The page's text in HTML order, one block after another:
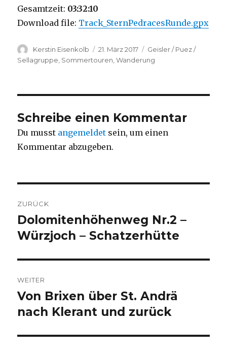
Gesamtzeit: 03:32:10
Download file: Track_SternPedracesRunde.gpx
Autor
Kerstin Eisenkolb
Veröffentlicht
am
21. März 2017 Kategorien
Geisler / Puez /
Sellagruppe Sommertouren ,Wanderung
Schreibe einen Kommentar
Du musst angemeldet sein, um einen
Kommentar abzugeben.
ZURÜCK
Vorheriger
Beitrag:
Dolomitenhöhenweg Nr.2 –
Würzjoch – Schatzerhütte
WEITER
Nächster
Beitrag:
Von Brixen über St. Andrä
nach Klerant und zurück